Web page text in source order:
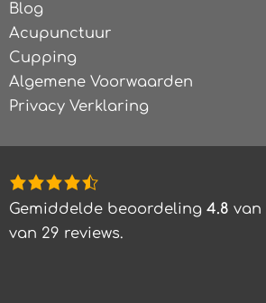
Blog
Acupunctuur
Cupping
Algemene Voorwaarden
Privacy Verklaring
4,8
rating
based
Gemiddelde beoordeling 4.8 van
van 29 reviews.